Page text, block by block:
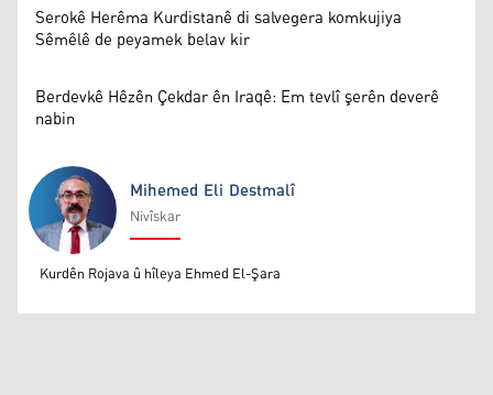
Serokê Herêma Kurdistanê di salvegera komkujiya
Sêmêlê de peyamek belav kir
Berdevkê Hêzên Çekdar ên Iraqê: Em tevlî şerên deverê
nabin
Mihemed Eli Destmalî
Mihemed Eli Destmalî
Nivîskar
Kurdên Rojava û hîleya Ehmed El-Şara